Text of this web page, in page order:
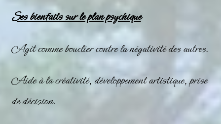
Ses bienfaits sur le plan psychique
Agit comme bouclier contre la négativité des autres.
Aide à la créativité, développement artistique, prise
de décision.